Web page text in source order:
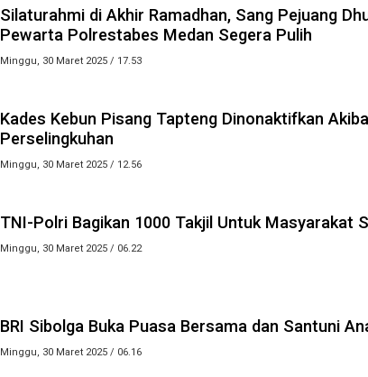
Silaturahmi di Akhir Ramadhan, Sang Pejuang
Pewarta Polrestabes Medan Segera Pulih
Minggu, 30 Maret 2025 / 17.53
Kades Kebun Pisang Tapteng Dinonaktifkan
Perselingkuhan
Minggu, 30 Maret 2025 / 12.56
TNI-Polri Bagikan 1000 Takjil Untuk Masyarakat
Minggu, 30 Maret 2025 / 06.22
BRI Sibolga Buka Puasa Bersama dan Santuni
Minggu, 30 Maret 2025 / 06.16